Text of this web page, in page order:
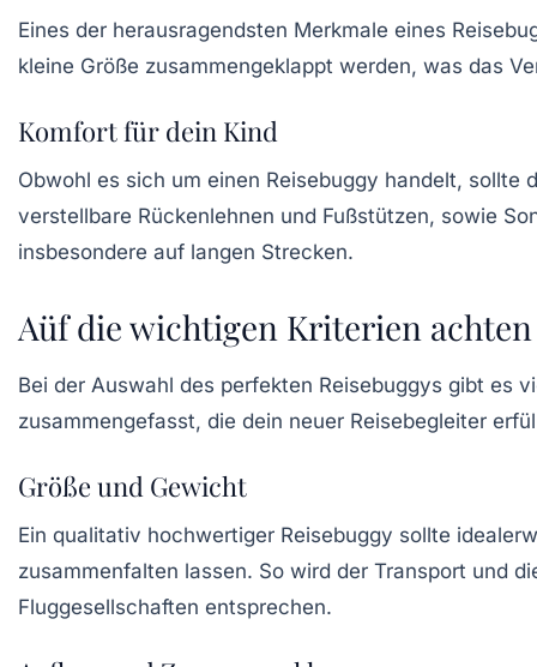
Eines der herausragendsten Merkmale eines
kleine Größe zusammengeklappt werden, was das
Komfort für dein Kind
Obwohl es sich um einen Reisebuggy handelt, sollte
verstellbare Rückenlehnen und Fußstützen, sowie
insbesondere auf langen Strecken.
Aüf die wichtigen Kriterien achten
Bei der Auswahl des perfekten Reisebuggys gibt es
zusammengefasst, die dein neuer Reisebegleiter
Größe und Gewicht
Ein qualitativ hochwertiger Reisebuggy sollte
zusammenfalten lassen. So wird der Transport und
Fluggesellschaften entsprechen.